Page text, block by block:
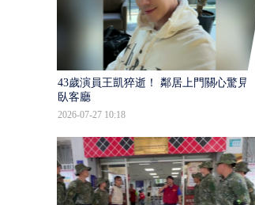
43歲演員王凱猝逝！ 鄰居上門關心驚見倒
臥客廳
2026-07-27 10:18